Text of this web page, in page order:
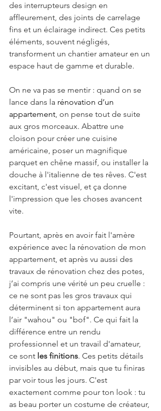
des interrupteurs design en
affleurement, des joints de carrelage
fins et un éclairage indirect. Ces petits
éléments, souvent négligés,
transforment un chantier amateur en un
espace haut de gamme et durable.
On ne va pas se mentir : quand on se
lance dans la rénovation d’un
appartement, on pense tout de suite
aux gros morceaux. Abattre une
cloison pour créer une cuisine
américaine, poser un magnifique
parquet en chêne massif, ou installer la
douche à l'italienne de tes rêves. C'est
excitant, c'est visuel, et ça donne
l'impression que les choses avancent
vite.
Pourtant, après en avoir fait l'amère
expérience avec la rénovation de mon
appartement, et après vu aussi des
travaux de rénovation chez des potes,
j’ai compris une vérité un peu cruelle :
ce ne sont pas les gros travaux qui
déterminent si ton appartement aura
l’air "wahou" ou "bof". Ce qui fait la
différence entre un rendu
professionnel et un travail d'amateur,
ce sont les finitions. Ces petits détails
invisibles au début, mais que tu finiras
par voir tous les jours. C'est
exactement comme pour ton look : tu
as beau porter un costume de créateur,